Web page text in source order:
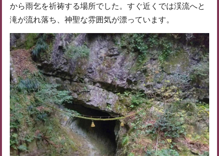
から雨乞を祈祷する場所でした。すぐ近くでは渓流へと
滝が流れ落ち、神聖な雰囲気が漂っています。